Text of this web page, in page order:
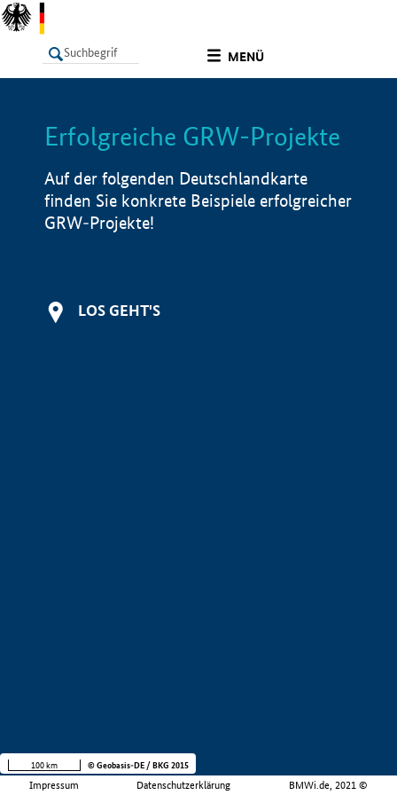
MENÜ
LISTE Info
Erfolgreiche GRW-Projekte
Auf der folgenden Deutschlandkarte
finden Sie konkrete Beispiele erfolgreicher
GRW-Projekte!
LOS GEHT'S
Impressum Datenschutzerklärung BMWi.de, 2021 ©
100 km © Geobasis-DE / BKG 2015